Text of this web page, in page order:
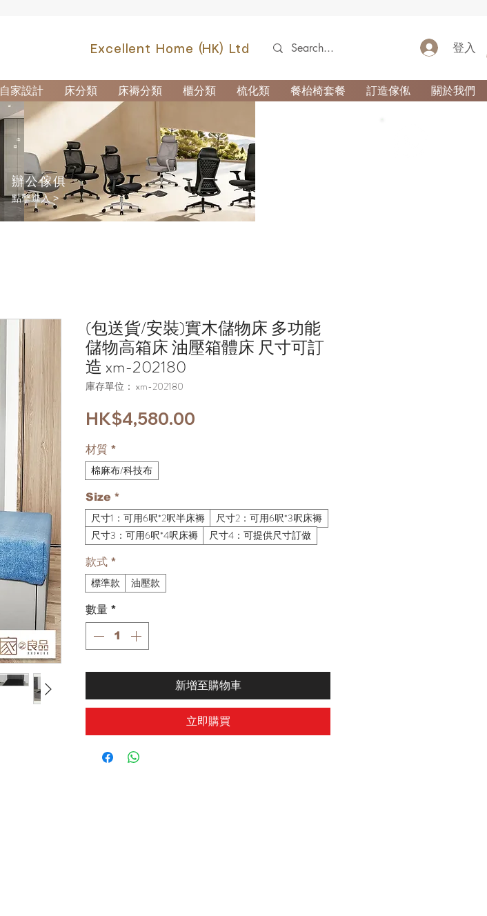
Excellent Home (HK) Ltd 登入
自家設計 床分類 床褥分類 櫃分類 梳化類 餐枱椅套餐 訂造傢俬 關於我們
辦公傢俱
點擊進入 >
(包送貨/安裝)實木儲物床 多功能
儲物高箱床 油壓箱體床 尺寸可訂
造 xm-202180
庫存單位： xm-202180
HK$4,580.00
材質 *
棉麻布/科技布
Size *
尺寸1：可用6呎*2呎半床褥
尺寸2：可用6呎*3呎床褥
尺寸3：可用6呎*4呎床褥
尺寸4：可提供尺寸訂做
款式 *
標準款 油壓款
數量 *
新增至購物車
立即購買